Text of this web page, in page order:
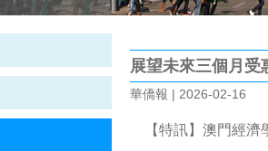
展望未來三個月受
華僑報 | 2026-02-16
【特訊】澳門經濟